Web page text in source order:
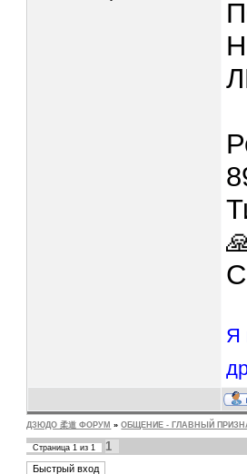
Я
ДЗЮДО 柔道 ФОРУМ » ОБЩЕНИЕ - ГЛАВНЫЙ
Страница1 из1 1